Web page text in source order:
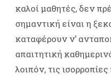
καλοί μαθητές, δεν
σημαντική είναι η
καταφέρουν ν’
απαιτητική
λοιπόν, τις